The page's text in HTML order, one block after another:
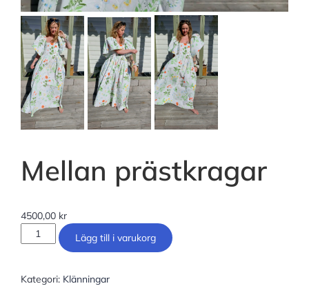
Mellan prästkragar
4500,00 kr
Lägg till i varukorg
Kategori: Klänningar